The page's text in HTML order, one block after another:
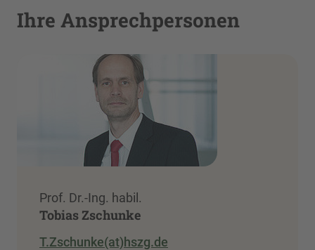
Ihre Ansprechpersonen
Prof. Dr.-Ing. habil.
Tobias Zschunke
T.Zschunke(at)hszg.de